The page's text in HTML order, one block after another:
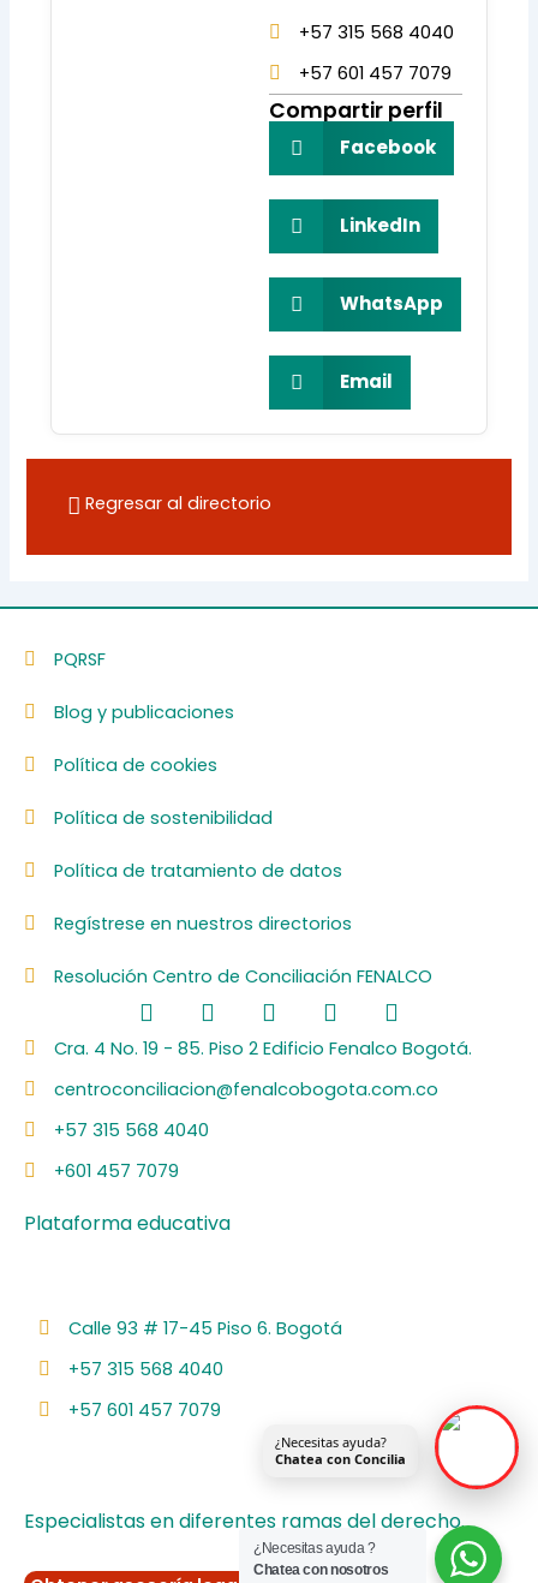
+57 315 568 4040
+57 601 457 7079
Compartir perfil
Facebook
LinkedIn
WhatsApp
Email
Regresar al directorio
PQRSF
Blog y publicaciones
Política de cookies
Política de sostenibilidad
Política de tratamiento de datos
Regístrese en nuestros directorios
Resolución Centro de Conciliación FENALCO
F
a
c
e
b
o
o
k
L
i
n
e
d
i
I
n
s
t
a
Y
o
u
u
S
p
o
i
Cra. 4 No. 19 - 85. Piso 2 Edificio Fenalco Bogotá.
centroconciliacion@fenalcobogota.com.co
+57 315 568 4040
+601 457 7079
Plataforma educativa
Calle 93 # 17-45 Piso 6. Bogotá
+57 315 568 4040
+57 601 457 7079
Especialistas en diferentes ramas del derecho.
¿Necesitas ayuda?
Chatea con Concilia
¿Necesitas ayuda ?
Chatea con nosotros